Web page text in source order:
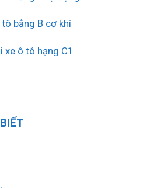
bằng B cơ khí
xe ô tô hạng C1